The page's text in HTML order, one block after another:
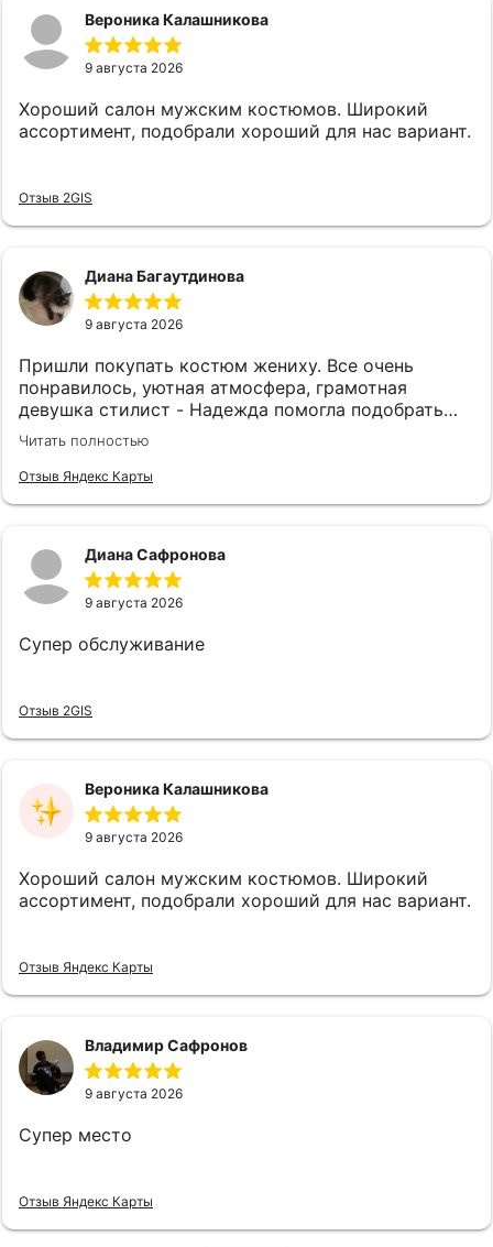
Вероника Калашникова
9 августа 2026
Хороший салон мужским костюмов. Широкий
ассортимент, подобрали хороший для нас вариант.
Отзыв 2GIS
Диана Багаутдинова
9 августа 2026
Пришли покупать костюм жениху. Все очень
понравилось, уютная атмосфера, грамотная
девушка стилист - Надежда помогла подобрать
костюм. Рекомендуем 👍
Читать полностью
Отзыв Яндекс Карты
Диана Сафронова
9 августа 2026
Супер обслуживание
Отзыв 2GIS
Вероника Калашникова
9 августа 2026
Хороший салон мужским костюмов. Широкий
ассортимент, подобрали хороший для нас вариант.
Отзыв Яндекс Карты
Владимир Сафронов
9 августа 2026
Супер место
Отзыв Яндекс Карты